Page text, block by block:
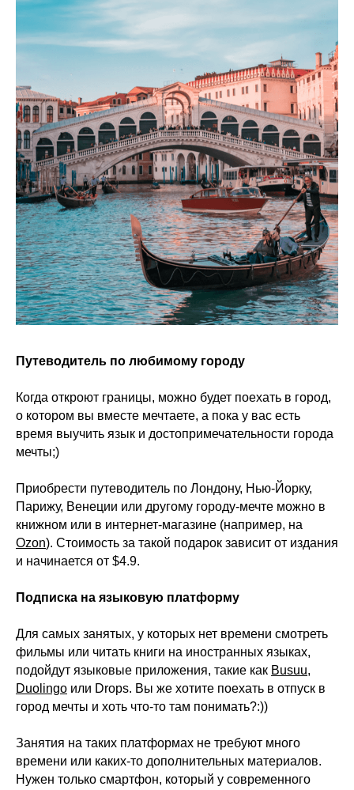
Путеводитель по любимому городу
Когда откроют границы, можно будет поехать в город,
о котором вы вместе мечтаете, а пока у вас есть
время выучить язык и достопримечательности города
мечты;)
Приобрести путеводитель по Лондону, Нью-Йорку,
Парижу, Венеции или другому городу-мечте можно в
книжном или в интернет-магазине (например, на
Ozon). Стоимость за такой подарок зависит от издания
и начинается от $4.9.
Подписка на языковую платформу
Для самых занятых, у которых нет времени смотреть
фильмы или читать книги на иностранных языках,
подойдут языковые приложения, такие как Busuu,
Duolingo или Drops. Вы же хотите поехать в отпуск в
город мечты и хоть что-то там понимать?:))
Занятия на таких платформах не требуют много
времени или каких-то дополнительных материалов.
Нужен только смартфон, который у современного